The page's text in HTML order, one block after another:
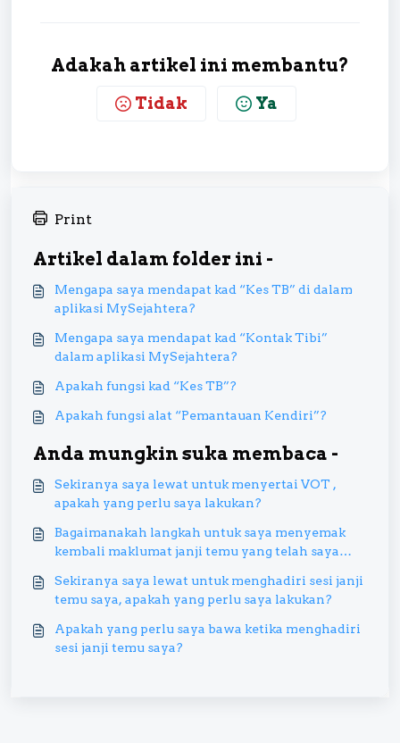
Adakah artikel ini membantu?
Tidak Ya
Print
Artikel dalam folder ini -
Mengapa saya mendapat kad “Kes TB” di dalam
aplikasi MySejahtera?
Mengapa saya mendapat kad “Kontak Tibi”
dalam aplikasi MySejahtera?
Apakah fungsi kad “Kes TB”?
Apakah fungsi alat “Pemantauan Kendiri”?
Anda mungkin suka membaca -
Sekiranya saya lewat untuk menyertai VOT ,
apakah yang perlu saya lakukan?
Bagaimanakah langkah untuk saya menyemak
kembali maklumat janji temu yang telah saya
Sekiranya saya lewat untuk menghadiri sesi janji
temu saya, apakah yang perlu saya lakukan?
Apakah yang perlu saya bawa ketika menghadiri
sesi janji temu saya?